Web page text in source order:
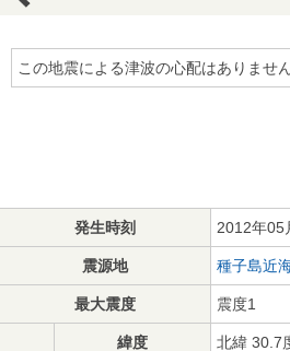
この地震による津波の心配はありません
発生時刻 2012年05
震源地 種子島近
最大震度 震度1
緯度 北緯 30.7